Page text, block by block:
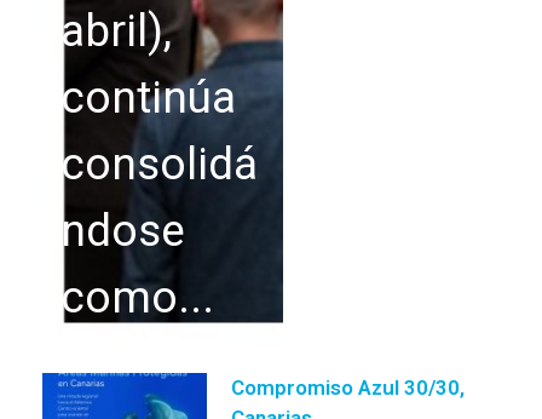
abril),
continúa
consolidá
ndose
como...
Compromiso Azul 30/30,